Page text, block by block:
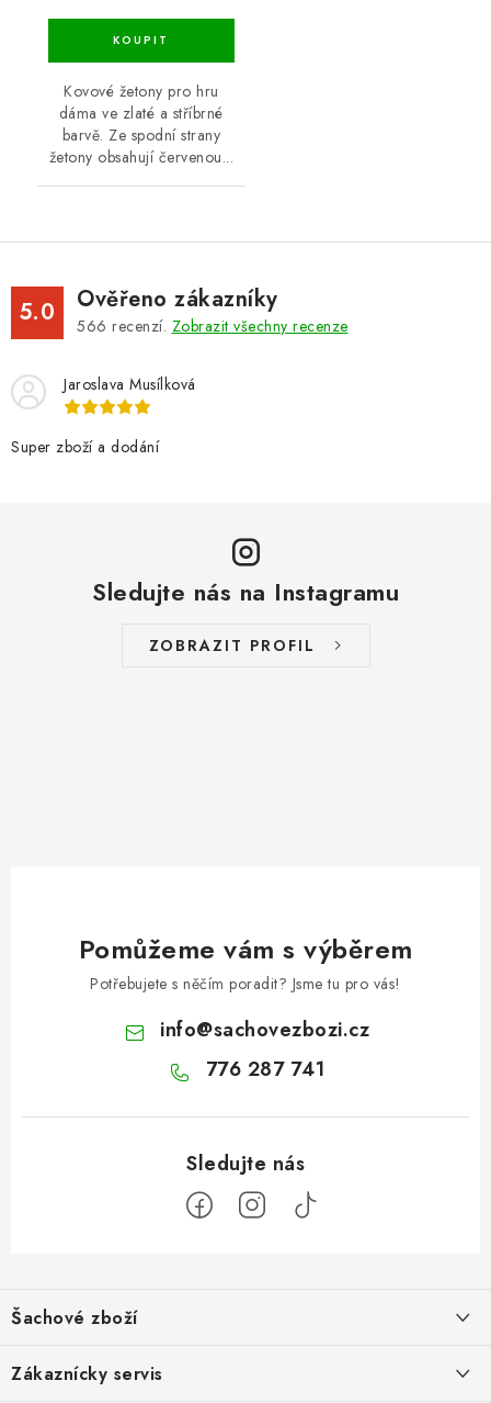
Kovové žetony pro hru
dáma ve zlaté a stříbrné
barvě. Ze spodní strany
žetony obsahují červenou...
5.0 Ověřeno zákazníky
566 recenzí. Zobrazit všechny recenze
Jaroslava Musílková
Super zboží a dodání
Sledujte nás na Instagramu
ZOBRAZIT PROFIL
Pomůžeme vám s výběrem
Potřebujete s něčím poradit? Jsme tu pro vás!
info@sachovezbozi.cz
776 287 741
á
p
a
Šachové zboží
Zákaznícky servis